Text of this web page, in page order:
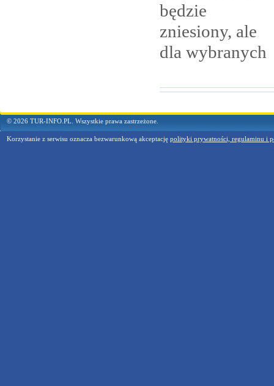
będzie
zniesiony, ale
dla wybranych
© 2026 TUR-INFO.PL. Wszystkie prawa zastrzeżone.
Korzystanie z serwisu oznacza bezwarunkową akceptację polityki prywatności, regulaminu i